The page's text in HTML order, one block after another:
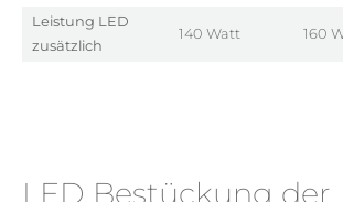
Leistung LED
zusätzlich
140 Watt 160
LED Bestückung der